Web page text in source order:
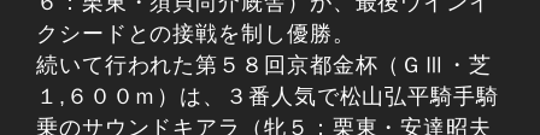
クシードとの接戦を制し優勝。
続いて行われた第５８回京都金杯（ＧⅢ・芝
１,６００ｍ）は、３番人気で松山弘平騎手騎
乗のサウンドキアラ（牝５：栗東・安達昭夫